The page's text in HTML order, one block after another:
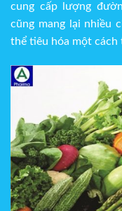
cung cấp lượng
cũng mang lại nhiều
thể tiêu hóa một cách